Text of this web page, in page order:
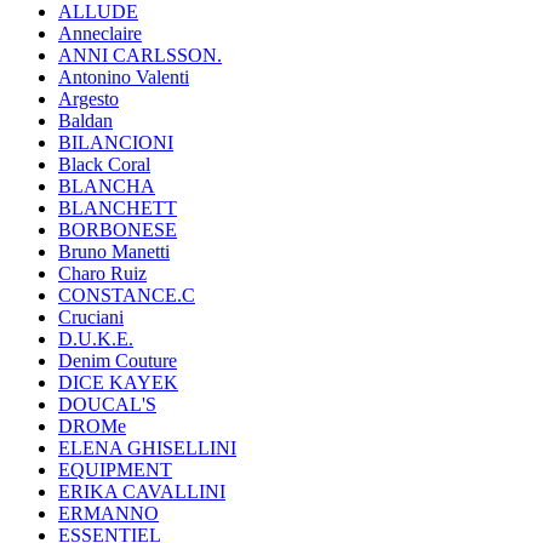
ALLUDE
Anneclaire
ANNI CARLSSON.
Antonino Valenti
Argesto
Baldan
BILANCIONI
Black Coral
BLANCHA
BLANCHETT
BORBONESE
Bruno Manetti
Charo Ruiz
CONSTANCE.C
Cruciani
D.U.K.E.
Denim Couture
DICE KAYEK
DOUCAL'S
DROMe
ELENA GHISELLINI
EQUIPMENT
ERIKA CAVALLINI
ERMANNO
ESSENTIEL